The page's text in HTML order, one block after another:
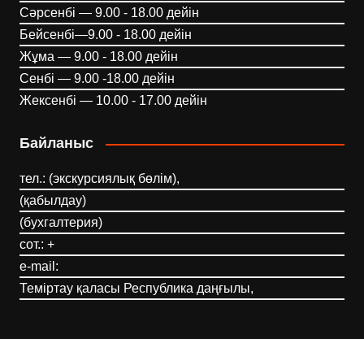
Сәрсенбі — 9.00 - 18.00 дейін
Бейсенбі—9.00 - 18.00 дейін
Жұма — 9.00 - 18.00 дейін
Сенбі — 9.00 -18.00 дейін
Жексенбі — 10.00 - 17.00 дейін
Байланыс
тел.: (экскурсиялық бөлім),
(қабылдау)
(бухгалтерия)
сот.: +
e-mail:
Теміртау қаласы Республика даңғылы,